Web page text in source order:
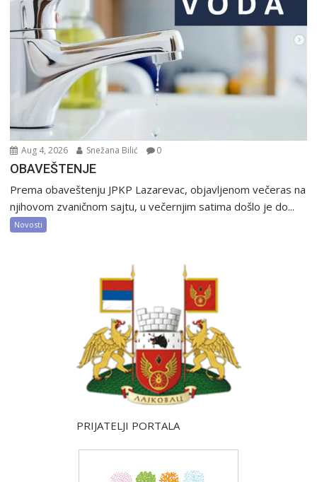
Aug 4, 2026 Snežana Bilić 0
OBAVEŠTENJE
Prema obaveštenju JPKP Lazarevac, objavljenom večeras na
njihovom zvaničnom sajtu, u večernjim satima došlo je do...
Novosti
PRIJATELJI PORTALA